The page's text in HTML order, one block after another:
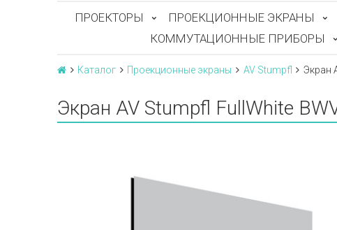
ПРОЕКТОРЫ ПРОЕКЦИОННЫЕ ЭКРАНЫ
КОММУТАЦИОННЫЕ ПРИБОРЫ
Каталог Проекционные экраны AV Stumpfl Экран
Экран AV Stumpfl FullWhite